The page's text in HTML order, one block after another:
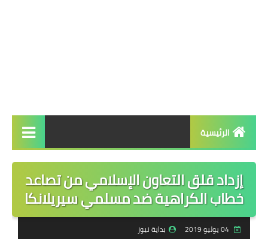
الرئيسية
الرئيسية
أخبار عاجلة
إزداد قلق التعاون الإسلامي من تصاعد
خطاب الكراهية ضد مسلمي سيريلانكا
04 يوليو 2019
بداية نيوز